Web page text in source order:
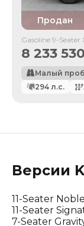
Продан
Gasoline 9-Seater
8 233 530
Малый
294 л.с.
Версии
11-Seater
11-Seater
7-Seater